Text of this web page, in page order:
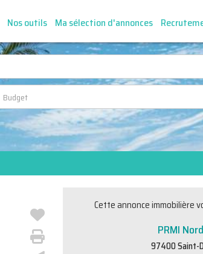
Nos outils Ma sélection d'annonces
Cette annonce immobilière
PRMI
97400 Saint-